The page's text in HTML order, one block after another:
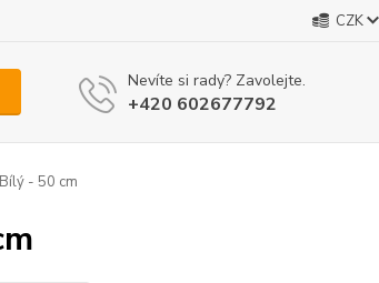
CZK
Nevíte si rady? Zavolejte.
+420 602677792
- 50 cm